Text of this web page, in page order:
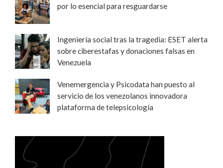
por lo esencial para resguardarse
Ingeniería social tras la tragedia: ESET alerta
sobre ciberestafas y donaciones falsas en
Venezuela
Venemergencia y Psicodata han puesto al
servicio de los venezolanos innovadora
plataforma de telepsicología